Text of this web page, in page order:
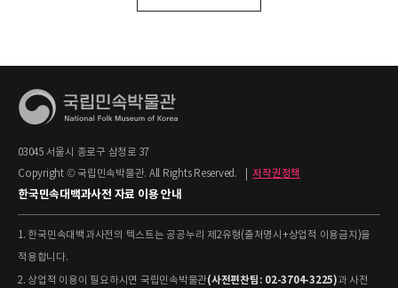
03045 서울시 종로구 삼청로 37
Copyright © 국립민속박물관. All Rights Reserved.
저작권정책
한국민속대백과사전 자료 이용 안내
1. 한국민속대백과사전의 텍스트는 공공누리 제2유형(출처명시+상업적 이용금지)을
적용합니다.
2. 상업적 이용이 필요하시면 국립민속박물관(사전편찬팀: 02-3704-3225)과 사전